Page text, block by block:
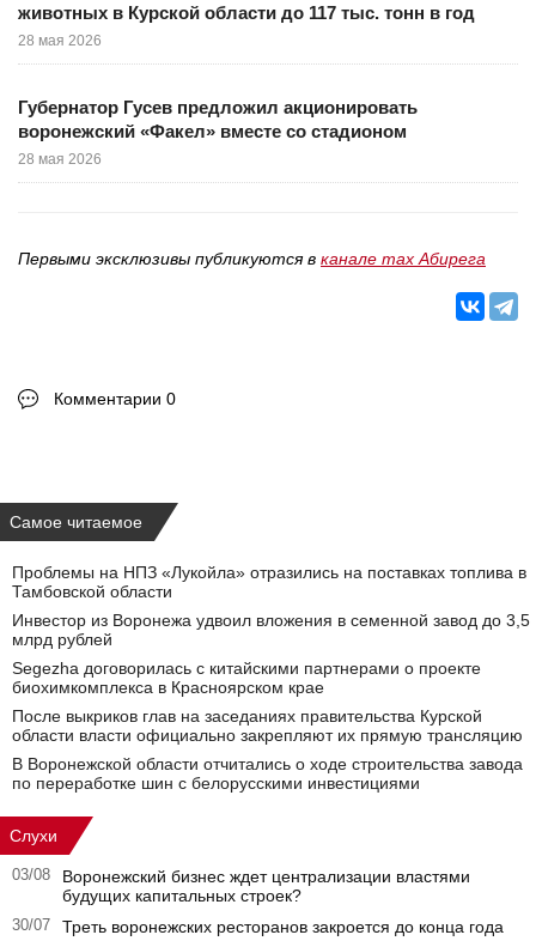
животных в Курской области до 117 тыс. тонн в год
28 мая 2026
Губернатор Гусев предложил акционировать
воронежский «Факел» вместе со стадионом
28 мая 2026
Первыми эксклюзивы публикуются в канале max Абирега
Комментарии 0
Самое читаемое
Проблемы на НПЗ «Лукойла» отразились на поставках топлива в
Тамбовской области
Инвестор из Воронежа удвоил вложения в семенной завод до 3,5
млрд рублей
Segezha договорилась с китайскими партнерами о проекте
биохимкомплекса в Красноярском крае
После выкриков глав на заседаниях правительства Курской
области власти официально закрепляют их прямую трансляцию
В Воронежской области отчитались о ходе строительства завода
по переработке шин с белорусскими инвестициями
Слухи
03/08
Воронежский бизнес ждет централизации властями
будущих капитальных строек?
30/07 Треть воронежских ресторанов закроется до конца года